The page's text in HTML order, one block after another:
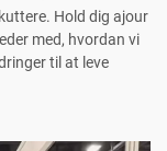
Hold dig ajour
med, hvordan vi
til at leve